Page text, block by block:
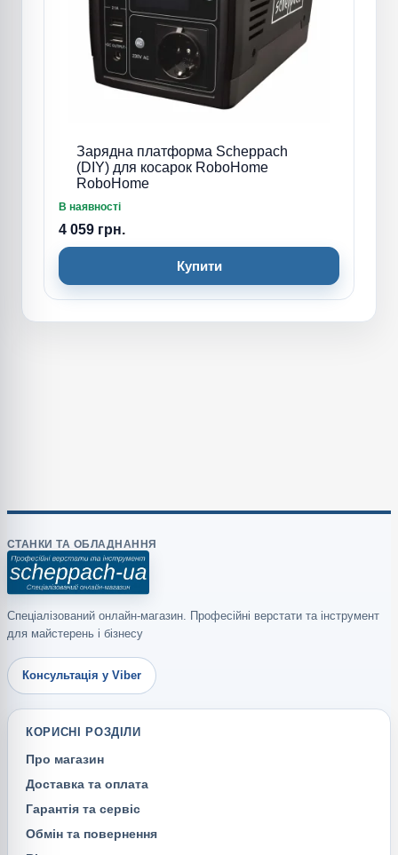
Зарядна платформа Scheppach
(DIY) для косарок RoboHome
RoboHome
В наявності
4 059 грн.
Купити
СТАНКИ ТА ОБЛАДНАННЯ
Спеціалізований онлайн-магазин. Професійні верстати та інструмент
для майстерень і бізнесу
Консультація у Viber
КОРИСНІ РОЗДІЛИ
Про магазин
Доставка та оплата
Гарантія та сервіс
Обмін та повернення